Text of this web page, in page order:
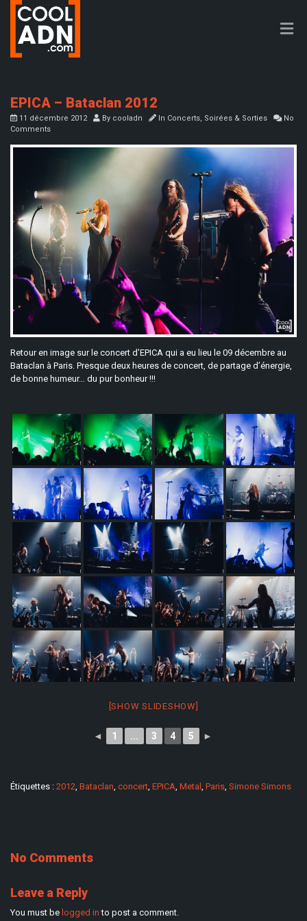
EPICA – Bataclan 2012
11 décembre 2012 By cooladn In Concerts, Soirées & Sorties
No
Comments
Retour en image sur le concert d’EPICA qui a eu lieu le 09 décembre au
Bataclan à Paris. Presque deux heures de concert, de partage d’énergie,
de bonne humeur… du pur bonheur !!!
[SHOW SLIDESHOW]
◄ 1 ... 3 4 5 ►
Étiquettes : 2012, Bataclan, concert, EPICA, Metal , Paris, Simone Simons
No Comments
Leave a Reply
You must be logged in to post a comment.